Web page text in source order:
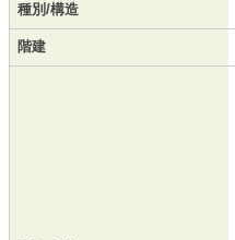
種別/構造
階建